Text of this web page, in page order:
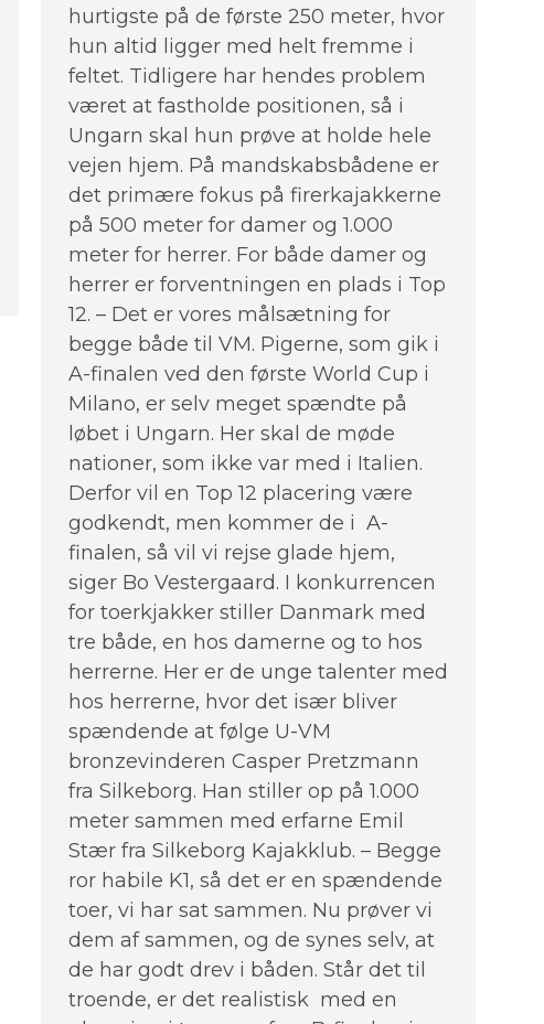
hurtigste på de første 250 meter, hvor
hun altid ligger med helt fremme i
feltet. Tidligere har hendes problem
været at fastholde positionen, så i
Ungarn skal hun prøve at holde hele
vejen hjem. På mandskabsbådene er
det primære fokus på firerkajakkerne
på 500 meter for damer og 1.000
meter for herrer. For både damer og
herrer er forventningen en plads i Top
12. – Det er vores målsætning for
begge både til VM. Pigerne, som gik i
A-finalen ved den første World Cup i
Milano, er selv meget spændte på
løbet i Ungarn. Her skal de møde
nationer, som ikke var med i Italien.
Derfor vil en Top 12 placering være
godkendt, men kommer de i A-
finalen, så vil vi rejse glade hjem,
siger Bo Vestergaard. I konkurrencen
for toerkjakker stiller Danmark med
tre både, en hos damerne og to hos
herrerne. Her er de unge talenter med
hos herrerne, hvor det især bliver
spændende at følge U-VM
bronzevinderen Casper Pretzmann
fra Silkeborg. Han stiller op på 1.000
meter sammen med erfarne Emil
Stær fra Silkeborg Kajakklub. – Begge
ror habile K1, så det er en spændende
toer, vi har sat sammen. Nu prøver vi
dem af sammen, og de synes selv, at
de har godt drev i båden. Står det til
troende, er det realistisk med en